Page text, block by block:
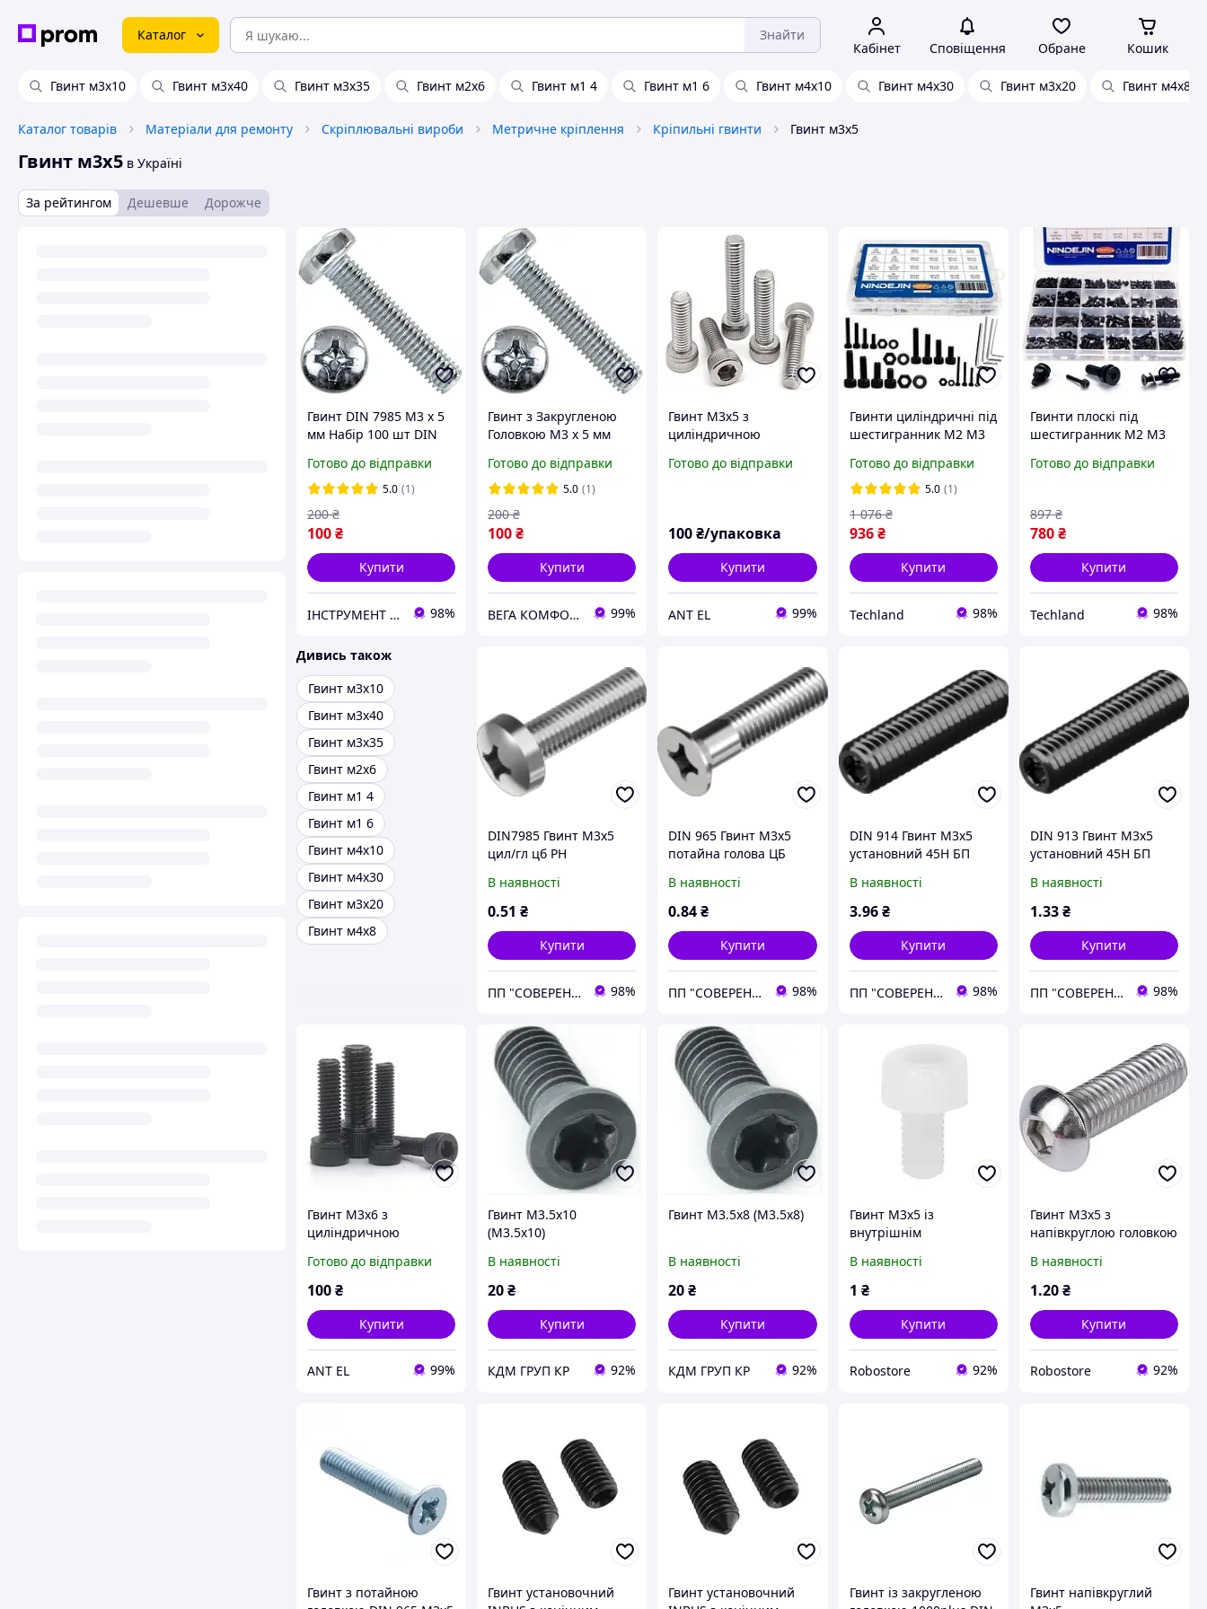
Каталог Знайти
Кабінет Сповіщення Обране Кошик
Гвинт м3х10 Гвинт м3х40 Гвинт м3х35 Гвинт м2х6 Гвинт м1 4 Гвинт м1 6 Гвинт м4х10 Гвинт м4х30 Гвинт м3х20 Гвинт м4х8
Каталог товарів Матеріали для ремонту Скріплювальні вироби Метричне кріплення Кріпильні гвинти Гвинт м3х5
Гвинт м3х5 в Україні
За рейтингом Дешевше Дорожче
Гвинт DIN 7985 М3 х 5
мм Набір 100 шт DIN
Готово до відправки
5.0 (1)
100₴
200 ₴
Купити
ІНСТРУМЕНТ та МЕТИЗИ 98%
Гвинт з Закругленою
Головкою М3 х 5 мм
Spec DIN 7985
Готово до відправки
5.0 (1)
100₴
200 ₴
Купити
ВЕГА КОМФОРТ 99%
Гвинт М3х5 з
циліндричною
шестигранником (HEX
Готово до відправки
100₴/упаковка
Купити
ANT EL 99%
Гвинти циліндричні під
шестигранник М2 М3
з гайками, вуглецева
сталь, кейс
19.2х13.2х2.2 см
Готово до відправки
5.0 (1)
936 ₴
1 076 ₴
Купити
Techland 98%
Гвинти плоскі під
шестигранник М2 М3
з гайками, вуглецева
Готово до відправки
780₴
897 ₴
Купити
Techland 98%
Дивись також
Гвинт м3х10
Гвинт м3х40
Гвинт м3х35
Гвинт м2х6
Гвинт м1 4
Гвинт м1 6
Гвинт м4х10
Гвинт м4х30
Гвинт м3х20
Гвинт м4х8
DIN7985 Гвинт М3х5
цил/гл цб PH
В наявності
0.51 ₴
Купити
ПП "СОВЕРЕН ГРУП" 98%
DIN 965 Гвинт М3х5
потайна голова ЦБ
PH
В наявності
0.84₴
Купити
ПП "СОВЕРЕН ГРУП" 98%
DIN 914 Гвинт М3х5
установний 45H БП
INB. з конічним кінцем
В наявності
3.96 ₴
Купити
ПП "СОВЕРЕН ГРУП" 98%
DIN 913 Гвинт М3х5
установний 45H БП
INB.з плоским кінцем
В наявності
1.33₴
Купити
ПП "СОВЕРЕН ГРУП" 98%
Гвинт М3х6 з
циліндричною
шестигранником
(2.5мм) чорний 50шт
Готово до відправки
100₴
Купити
ANT EL 99%
Гвинт М3.5х10
(М3.5х10)
В наявності
20₴
Купити
КДМ ГРУП КР 92%
Гвинт М3.5х8 (М3.5х8)
В наявності
20₴
Купити
КДМ ГРУП КР 92%
Гвинт М3х5 із
внутрішнім
В наявності
1 ₴
Купити
Robostore 92%
Гвинт М3х5 з
напівкруглою головкою
шестигранником
В наявності
1.20₴
Купити
Robostore 92%
Гвинт з потайною
Гвинт установочний
Гвинт установочний
Гвинт із закругленою
Гвинт напівкруглий